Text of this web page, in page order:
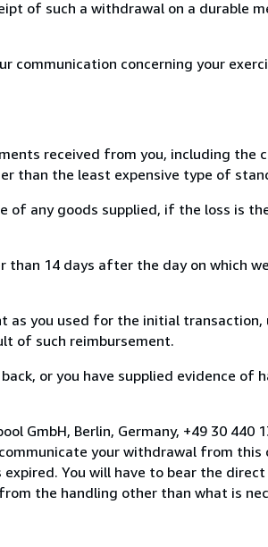
of such a withdrawal on a durable
communication concerning your
received from you, including the
than the least expensive type of
of any goods supplied, if the loss is
14 days after the day on which
you used for the initial transaction,
of such reimbursement.
or you have supplied evidence of
GmbH, Berlin, Germany, +49 30 440
your withdrawal from
You will have to bear the
the handling other than what is